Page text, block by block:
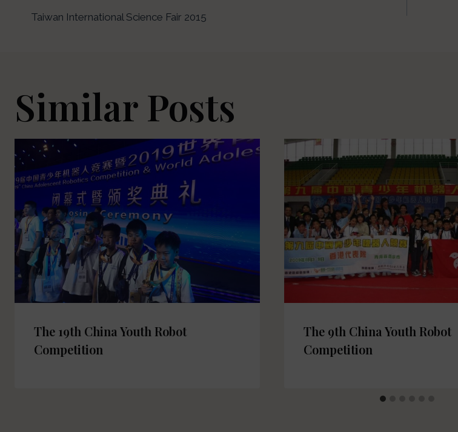
Taiwan International Science Fair 2015
Similar Posts
The 19th China Youth Robot
Competition
The 9th China Youth Robot
Competition